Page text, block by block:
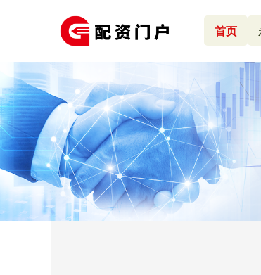
首页